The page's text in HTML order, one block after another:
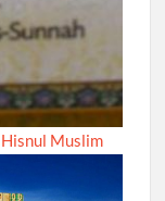
Muslim